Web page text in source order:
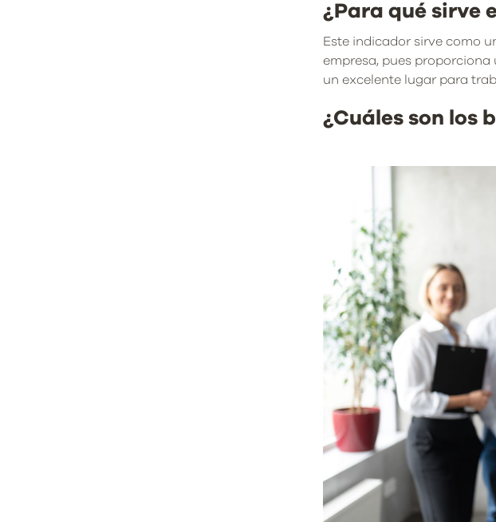
¿Para qué sirve
Este indicador sirve como
empresa, pues
un excelente lugar para
¿Cuáles son los